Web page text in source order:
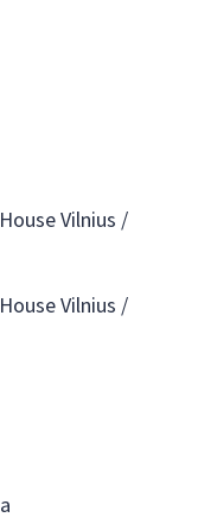
Vilnius /
Vilnius /